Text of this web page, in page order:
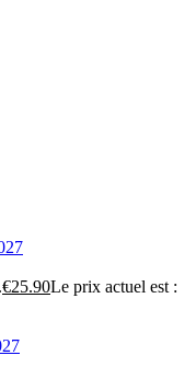
€25.90Le prix actuel est :